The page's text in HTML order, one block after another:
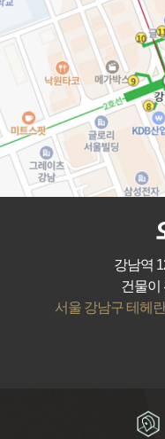
강남역
건물이
서울 강남구 테헤